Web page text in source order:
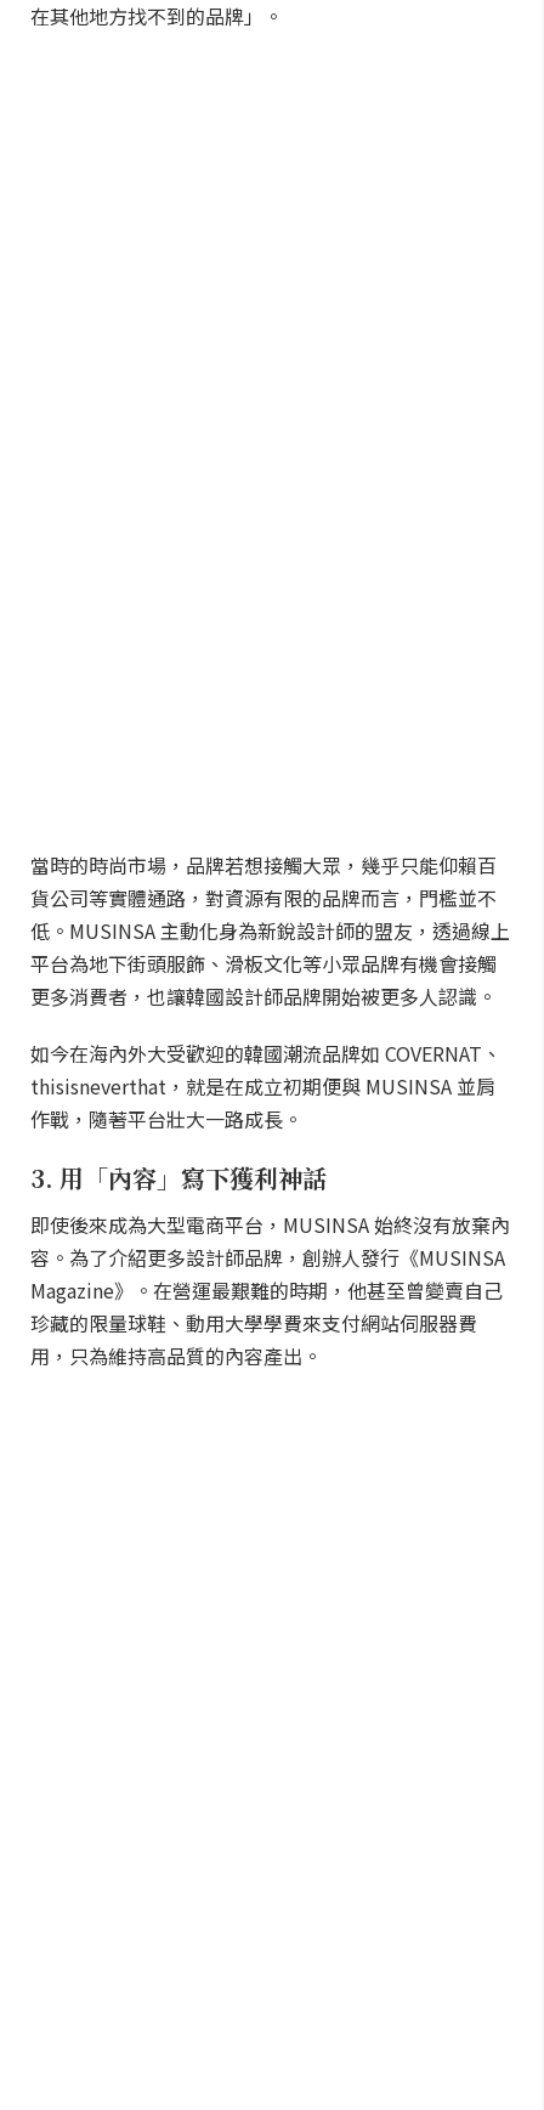
在其他地方找不到的品牌」。
當時的時尚市場，品牌若想接觸大眾，幾乎只能仰賴百
貨公司等實體通路，對資源有限的品牌而言，門檻並不
低。MUSINSA 主動化身為新銳設計師的盟友，透過線上
平台為地下街頭服飾、滑板文化等小眾品牌有機會接觸
更多消費者，也讓韓國設計師品牌開始被更多人認識。
如今在海內外大受歡迎的韓國潮流品牌如 COVERNAT、
thisisneverthat，就是在成立初期便與 MUSINSA 並肩
作戰，隨著平台壯大一路成長。
3. 用「內容」寫下獲利神話
即使後來成為大型電商平台，MUSINSA 始終沒有放棄內
容。為了介紹更多設計師品牌，創辦人發行《MUSINSA
Magazine》。在營運最艱難的時期，他甚至曾變賣自己
珍藏的限量球鞋、動用大學學費來支付網站伺服器費
用，只為維持高品質的內容產出。